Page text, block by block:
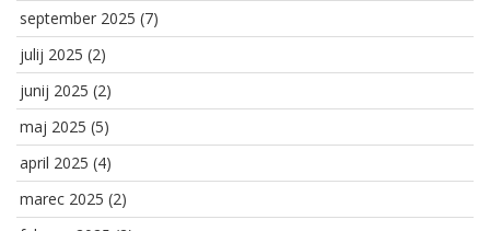
september 2025 (7)
julij 2025 (2)
junij 2025 (2)
maj 2025 (5)
april 2025 (4)
marec 2025 (2)